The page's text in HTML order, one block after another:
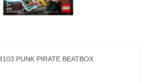
PUNK PIRATE BEATBOX